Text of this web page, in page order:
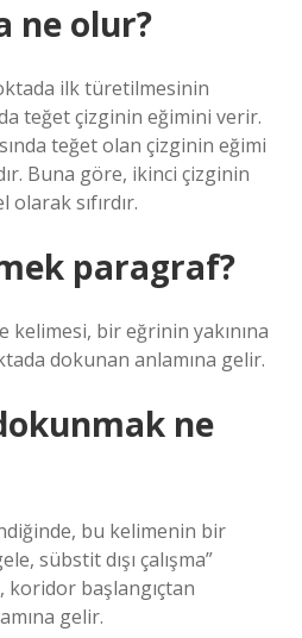
ne olur?
ilk türetilmesinin
teğet çizginin eğimini verir.
teğet olan çizginin eğimi
Buna göre, ikinci çizginin
sıfırdır.
paragraf?
bir eğrinin yakınına
dokunan anlamına gelir.
ne
bu kelimenin bir
sübstit dışı çalışma”
koridor başlangıçtan
gelir.